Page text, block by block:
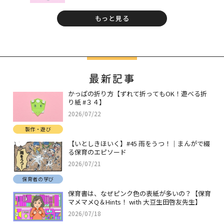
もっと見る
最新記事
かっぱの折り方【ずれて折ってもOK！遊べる折
り紙 #３４】
2026/07/22
製作・遊び
【いとしきほいく】#45 雨をうつ！｜まんがで綴
る保育のエピソード
2026/07/21
保育者の学び
保育書は、なぜピンク色の表紙が多いの？【保育
マメマメQ＆Hints！ with 大豆生田啓友先生】
2026/07/18